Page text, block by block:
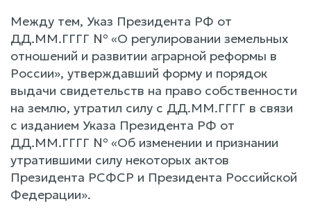
Между тем, Указ Президента РФ от
ДД.ММ.ГГГГ № «О регулировании земельных
отношений и развитии аграрной реформы в
России», утверждавший форму и порядок
выдачи свидетельств на право собственности
на землю, утратил силу с ДД.ММ.ГГГГ в связи
с изданием Указа Президента РФ от
ДД.ММ.ГГГГ № «Об изменении и признании
утратившими силу некоторых актов
Президента РСФСР и Президента Российской
Федерации».